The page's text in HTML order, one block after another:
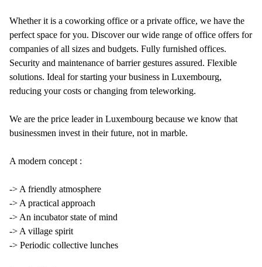
Whether it is a coworking office or a private office, we have the
perfect space for you. Discover our wide range of office offers for
companies of all sizes and budgets. Fully furnished offices.
Security and maintenance of barrier gestures assured. Flexible
solutions. Ideal for starting your business in Luxembourg,
reducing your costs or changing from teleworking.
We are the price leader in Luxembourg because we know that
businessmen invest in their future, not in marble.
A modern concept :
-> A friendly atmosphere
-> A practical approach
-> An incubator state of mind
-> A village spirit
-> Periodic collective lunches